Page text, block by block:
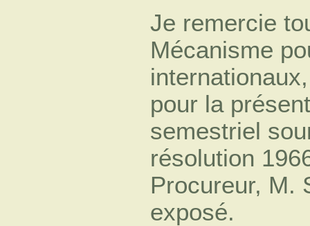
Je remercie
Mécanisme
pour la
semestriel
résolution
Procureur, M.
exposé.